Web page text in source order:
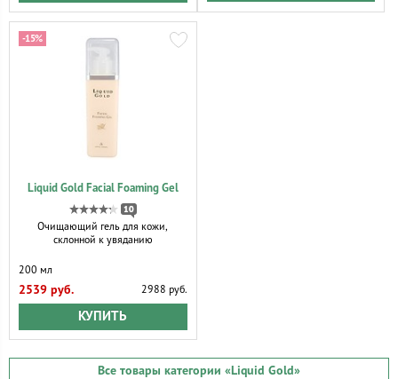
Liquid Gold Facial Foaming Gel
10
Очищающий гель для кожи,
склонной к увяданию
-15%
200 мл
2539 руб. 2988 руб.
КУПИТЬ
Все товары категории «Liquid Gold»